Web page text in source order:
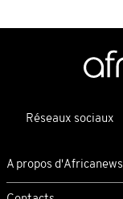
Réseaux sociaux
A propos d'Africanews